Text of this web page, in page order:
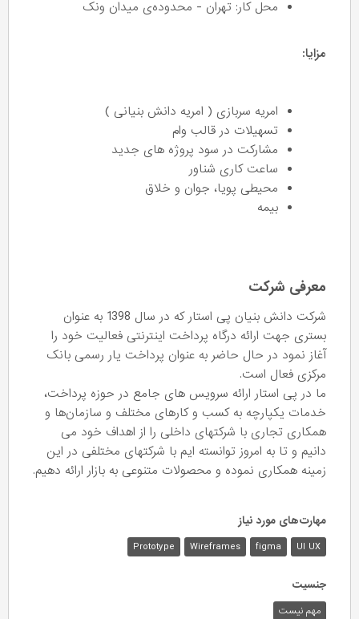
محل کار: تهران - محدوده‌ی میدان ونک
مزایا:
امریه سربازی ( امریه دانش بنیانی )
تسهیلات در قالب وام
مشارکت در سود پروژه های جدید
ساعت کاری شناور
محیطی پویا، جوان و خلاق
بیمه
معرفی شرکت
شرکت دانش بنیان پی استار که در سال 1398 به عنوان
بستری جهت ارائه درگاه پرداخت اینترنتی فعالیت خود را
آغاز نمود در حال حاضر به عنوان پرداخت یار رسمی بانک
مرکزی فعال است.
ما در پی استار ارائه سرویس های جامع در حوزه پرداخت،
خدمات یکپارچه به کسب و کارهای مختلف و سازمان‌ها و
همکاری تجاری با شرکتهای داخلی را از اهداف خود می
دانیم و تا به امروز توانسته ایم با شرکتهای مختلفی در این
زمینه همکاری نموده و محصولات متنوعی به بازار ارائه دهیم.
مهارت‌های مورد نیاز
UI UX
figma
Wireframes
Prototype
جنسیت
مهم نیست